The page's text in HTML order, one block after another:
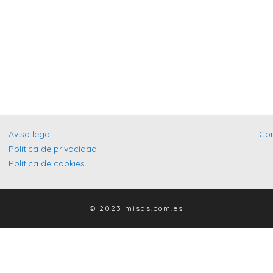
Aviso legal
Política de privacidad
Política de cookies
© 2023 misas.com.es